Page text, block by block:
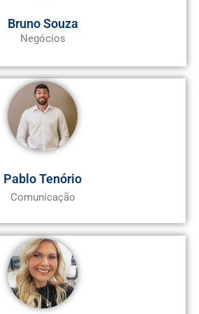
Bruno Souza
Negócios
Pablo Tenório
Comunicação